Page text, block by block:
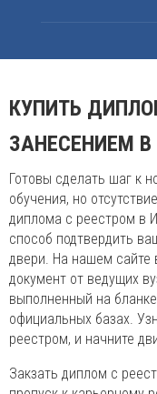
КУПИТЬ
ЗАНЕСЕНИЕМ В
Готовы сделать шаг к
обучения, но
диплома с реестром в
способ подтвердить
двери. На нашем сайте
документ от ведущих
выполненный на
официальных базах.
реестром, и начните
Закзать диплом с